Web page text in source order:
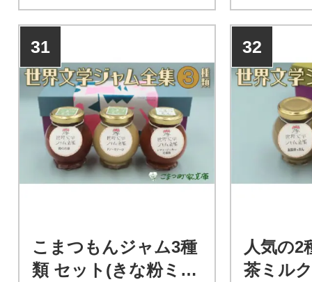
31
こまつもんジャム3種
類 セット(きな粉ミル
32
人気の2
茶ミル